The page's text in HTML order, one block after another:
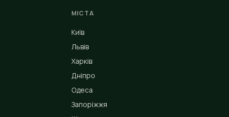
МІСТА
Київ
Львів
Харків
Дніпро
Одеса
Запоріжжя